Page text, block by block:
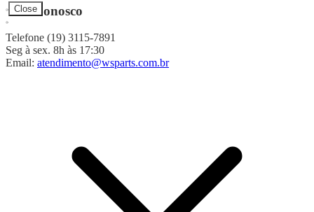
Close
Fale Conosco
Telefone (19) 3115-7891
Seg à sex. 8h às 17:30
Email: atendimento@wsparts.com.br